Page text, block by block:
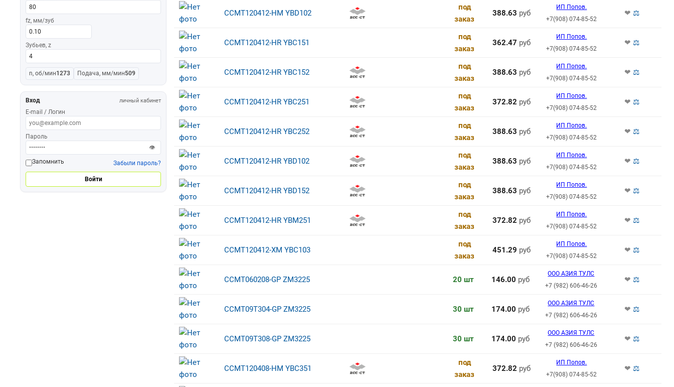
fz, мм/зуб
Зубьев, z
n, об/мин1273 Подача, мм/мин509
Вход личный кабинет
E-mail / Логин
Пароль
👁
Запомнить
Забыли пароль?
Войти
CCMT120412-HM YBD102
под
заказ
388.63 руб
ИП Попов.
+7(908) 074-85-52
❤ ⚖
CCMT120412-HR YBC151
под
заказ
362.47 руб
ИП Попов.
+7(908) 074-85-52
❤ ⚖
CCMT120412-HR YBC152
под
заказ
388.63 руб
ИП Попов.
+7(908) 074-85-52
❤ ⚖
CCMT120412-HR YBC251
под
заказ
372.82 руб
ИП Попов.
+7(908) 074-85-52
❤ ⚖
CCMT120412-HR YBC252
под
заказ
388.63 руб
ИП Попов.
+7(908) 074-85-52
❤ ⚖
CCMT120412-HR YBD102
под
заказ
388.63 руб
ИП Попов.
+7(908) 074-85-52
❤ ⚖
CCMT120412-HR YBD152
под
заказ
388.63 руб
ИП Попов.
+7(908) 074-85-52
❤ ⚖
CCMT120412-HR YBM251
под
заказ
372.82 руб
ИП Попов.
+7(908) 074-85-52
❤ ⚖
CCMT120412-XM YBC103
под
заказ
451.29 руб
ИП Попов.
+7(908) 074-85-52
❤ ⚖
CCMT060208-GP ZM3225 20 шт 146.00 руб
ООО АЗИЯ ТУЛС
+7 (982) 606-46-26
❤ ⚖
CCMT09T304-GP ZM3225 30 шт 174.00 руб
ООО АЗИЯ ТУЛС
+7 (982) 606-46-26
❤ ⚖
CCMT09T308-GP ZM3225 30 шт 174.00 руб
ООО АЗИЯ ТУЛС
+7 (982) 606-46-26
❤ ⚖
CCMT120408-HM YBC351
под
заказ
372.82 руб
ИП Попов.
+7(908) 074-85-52
❤ ⚖